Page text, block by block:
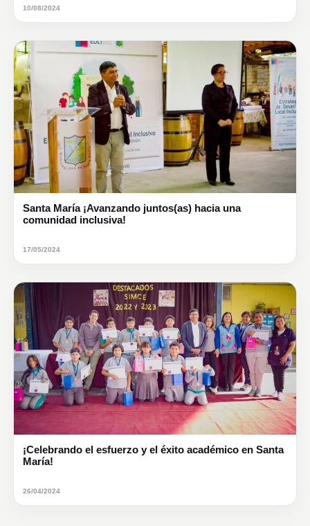
10/08/2024
Santa María ¡Avanzando juntos(as) hacia una
comunidad inclusiva!
17/05/2024
¡Celebrando el esfuerzo y el éxito académico en Santa
María!
26/04/2024